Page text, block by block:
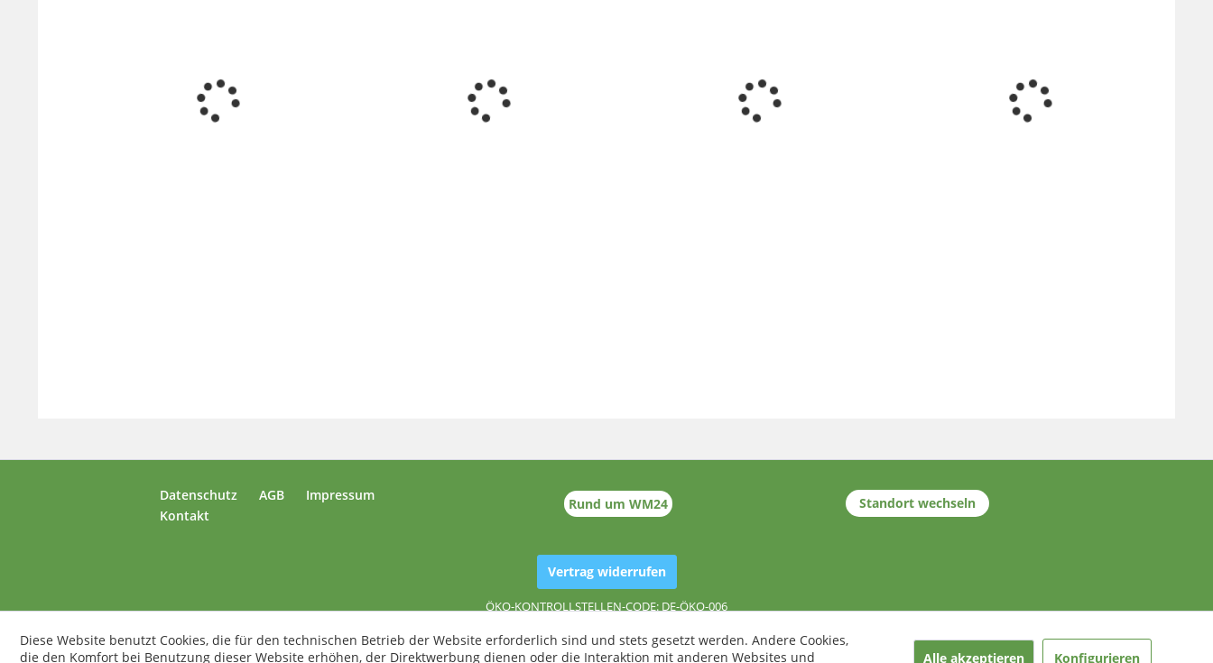
Datenschutz AGB
Impressum
Kontakt
Rund um WM24 Standort wechseln
Vertrag widerrufen
ÖKO-KONTROLLSTELLEN-CODE: DE-ÖKO-006
Diese Website benutzt Cookies, die für den technischen Betrieb der Website erforderlich sind und stets gesetzt werden. Andere Cookies,
die den Komfort bei Benutzung dieser Website erhöhen, der Direktwerbung dienen oder die Interaktion mit anderen Websites und
Alle akzeptieren Konfigurieren